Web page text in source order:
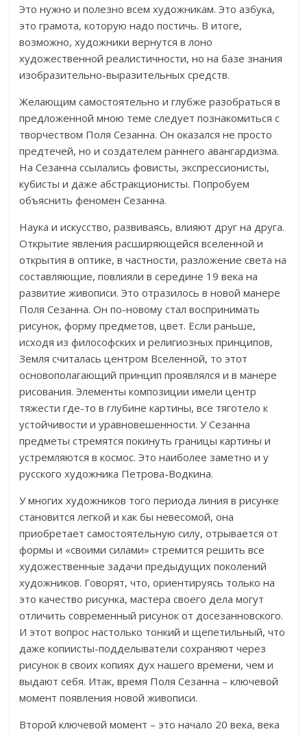
Это нужно и полезно всем художникам. Это азбука,
это грамота, которую надо постичь. В итоге,
возможно, художники вернутся в лоно
художественной реалистичности, но на базе знания
изобразительно-выразительных средств.
Желающим самостоятельно и глубже разобраться в
предложенной мною теме следует познакомиться с
творчеством Поля Сезанна. Он оказался не просто
предтечей, но и создателем раннего авангардизма.
На Сезанна ссылались фовисты, экспрессионисты,
кубисты и даже абстракционисты. Попробуем
объяснить феномен Сезанна.
Наука и искусство, развиваясь, влияют друг на друга.
Открытие явления расширяющейся вселенной и
открытия в оптике, в частности, разложение света на
составляющие, повлияли в середине 19 века на
развитие живописи. Это отразилось в новой манере
Поля Сезанна. Он по-новому стал воспринимать
рисунок, форму предметов, цвет. Если раньше,
исходя из философских и религиозных принципов,
Земля считалась центром Вселенной, то этот
основополагающий принцип проявлялся и в манере
рисования. Элементы композиции имели центр
тяжести где-то в глубине картины, все тяготело к
устойчивости и уравновешенности. У Сезанна
предметы стремятся покинуть границы картины и
устремляются в космос. Это наиболее заметно и у
русского художника Петрова-Водкина.
У многих художников того периода линия в рисунке
становится легкой и как бы невесомой, она
приобретает самостоятельную силу, отрывается от
формы и «своими силами» стремится решить все
художественные задачи предыдущих поколений
художников. Говорят, что, ориентируясь только на
это качество рисунка, мастера своего дела могут
отличить современный рисунок от досезанновского.
И этот вопрос настолько тонкий и щепетильный, что
даже копиисты-подделыватели сохраняют через
рисунок в своих копиях дух нашего времени, чем и
выдают себя. Итак, время Поля Сезанна – ключевой
момент появления новой живописи.
Второй ключевой момент – это начало 20 века, века